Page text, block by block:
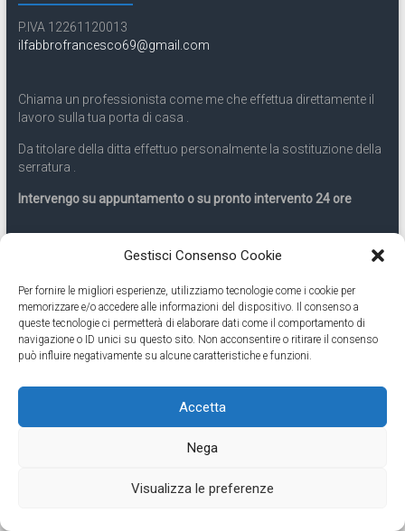
Gestisci Consenso Cookie
Per fornire le migliori esperienze, utilizziamo tecnologie come i cookie per
memorizzare e/o accedere alle informazioni del dispositivo. Il consenso a
queste tecnologie ci permetterà di elaborare dati come il comportamento di
navigazione o ID unici su questo sito. Non acconsentire o ritirare il consenso
può influire negativamente su alcune caratteristiche e funzioni.
Accetta
Nega
Visualizza le preferenze
P.IVA 12261120013
ilfabbrofrancesco69@gmail.com
Chiama un professionista come me che effettua direttamente il
lavoro sulla tua porta di casa .
Da titolare della ditta effettuo personalmente la sostituzione della
serratura .
Intervengo su appuntamento o su pronto intervento 24 ore
Servizio 24 ore
Cell331.9899963
Eseguiamo anche lavori di apertura porte pronto intervento 24
ore
by ThemeGrill. Powered by
Contatti Cambio Serratura Torino – Sostituzione serrature 24h
Torino